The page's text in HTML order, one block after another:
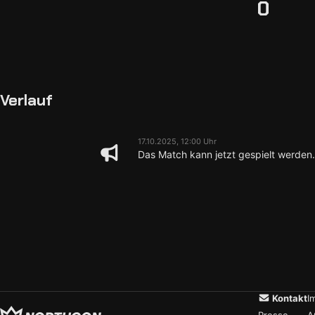
0
Verlauf
17.10.2025, 12:00 Uhr
Das Match kann jetzt gespielt werden.
Kontakt